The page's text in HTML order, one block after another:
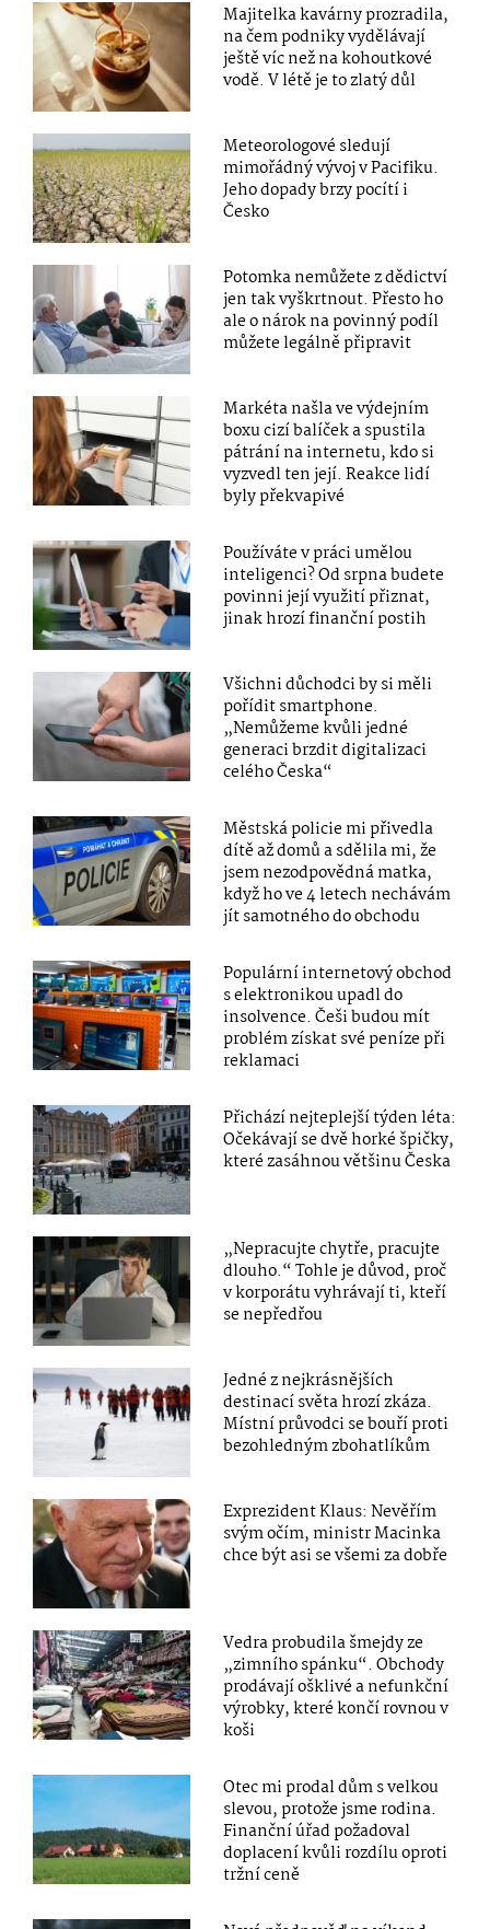
Majitelka kavárny prozradila,
na čem podniky vydělávají
ještě víc než na kohoutkové
vodě. V létě je to zlatý důl
Meteorologové sledují
mimořádný vývoj v Pacifiku.
Jeho dopady brzy pocítí i
Česko
Potomka nemůžete z dědictví
jen tak vyškrtnout. Přesto ho
ale o nárok na povinný podíl
můžete legálně připravit
Markéta našla ve výdejním
boxu cizí balíček a spustila
pátrání na internetu, kdo si
vyzvedl ten její. Reakce lidí
byly překvapivé
Používáte v práci umělou
inteligenci? Od srpna budete
povinni její využití přiznat,
jinak hrozí finanční postih
Všichni důchodci by si měli
pořídit smartphone.
„Nemůžeme kvůli jedné
generaci brzdit digitalizaci
celého Česka“
Městská policie mi přivedla
dítě až domů a sdělila mi, že
jsem nezodpovědná matka,
když ho ve 4 letech nechávám
jít samotného do obchodu
Populární internetový obchod
s elektronikou upadl do
insolvence. Češi budou mít
problém získat své peníze při
reklamaci
Přichází nejteplejší týden léta:
Očekávají se dvě horké špičky,
které zasáhnou většinu Česka
„Nepracujte chytře, pracujte
dlouho.“ Tohle je důvod, proč
v korporátu vyhrávají ti, kteří
se nepředřou
Jedné z nejkrásnějších
destinací světa hrozí zkáza.
Místní průvodci se bouří proti
bezohledným zbohatlíkům
Exprezident Klaus: Nevěřím
svým očím, ministr Macinka
chce být asi se všemi za dobře
Vedra probudila šmejdy ze
„zimního spánku“. Obchody
prodávají ošklivé a nefunkční
výrobky, které končí rovnou v
koši
Otec mi prodal dům s velkou
slevou, protože jsme rodina.
Finanční úřad požadoval
doplacení kvůli rozdílu oproti
tržní ceně